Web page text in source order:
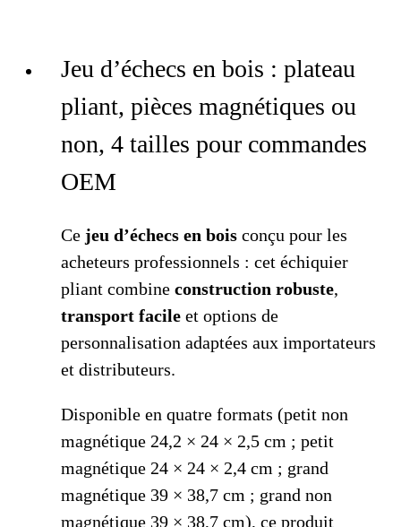
Jeu d’échecs en bois : plateau
pliant, pièces magnétiques ou
non, 4 tailles pour commandes
OEM
Ce jeu d’échecs en bois conçu pour les
acheteurs professionnels : cet échiquier
pliant combine construction robuste,
transport facile et options de
personnalisation adaptées aux importateurs
et distributeurs.
Disponible en quatre formats (petit non
magnétique 24,2 × 24 × 2,5 cm ; petit
magnétique 24 × 24 × 2,4 cm ; grand
magnétique 39 × 38,7 cm ; grand non
magnétique 39 × 38,7 cm), ce produit